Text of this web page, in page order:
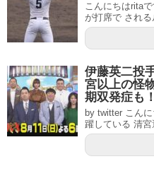
こんにちはrita
が打席で され
伊藤英二投
宮以上の怪
期双発症も！
by twitter こん
躍している 清